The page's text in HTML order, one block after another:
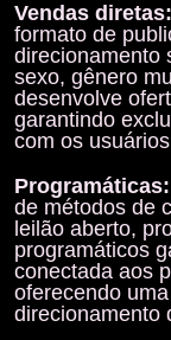
Vendas diretas:
formato de
direcionamento
sexo, gênero
desenvolve
garantindo
com os
Programáticas:
de métodos de
leilão aberto,
programáticos
conectada aos
oferecendo
direcionamento